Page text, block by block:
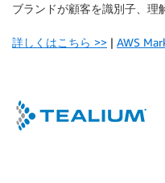
ブランドが顧客を識別子、理
詳しくはこちら >> | AWS